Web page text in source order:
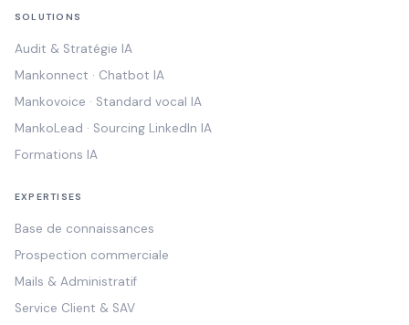
SOLUTIONS
Audit & Stratégie IA
Mankonnect · Chatbot IA
Mankovoice · Standard vocal IA
MankoLead · Sourcing LinkedIn IA
Formations IA
EXPERTISES
Base de connaissances
Prospection commerciale
Mails & Administratif
Service Client & SAV